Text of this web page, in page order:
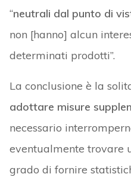
“neutrali dal punto di
non [hanno] alcun
determinati prodotti”.
La conclusione è la
adottare misure
necessario
eventualmente trovare
grado di fornire